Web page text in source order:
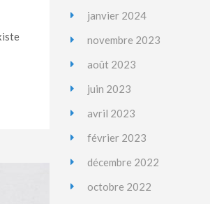
janvier 2024
novembre 2023
août 2023
juin 2023
avril 2023
février 2023
décembre 2022
octobre 2022